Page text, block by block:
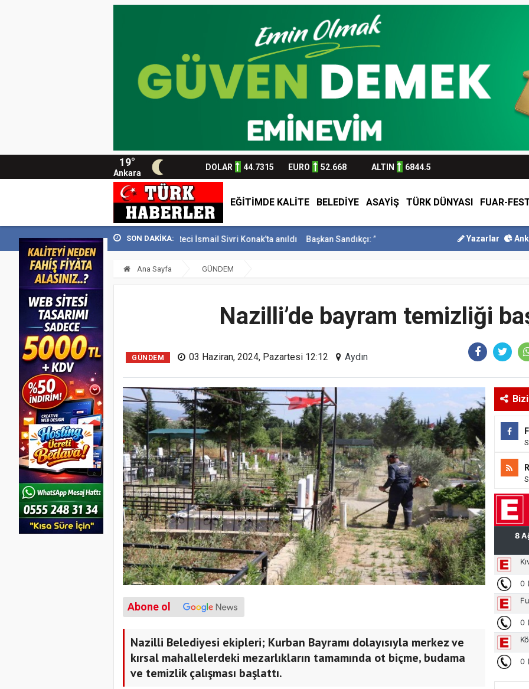
19°
Ankara
DOLAR 44.7315 EURO 52.668 ALTIN 6844.5
EĞİTİMDE KALİTE BELEDİYE ASAYİŞ TÜRK DÜNYASI FUAR-
SON DAKİKA:
129 bin kişiyi... Usta Gazeteci İsmail Sivri Konak’ta anıldı Başkan Sandıkçı: ”Hemşehrilerimizle olan güçl... Başkan Altay Umre
Yazarlar
Ana Sayfa GÜNDEM
Nazilli’de bayram temizliği
GÜNDEM 03 Haziran, 2024, Pazartesi 12:12 Aydın
Abone ol
Nazilli Belediyesi ekipleri; Kurban Bayramı dolayısıyla merkez ve
kırsal mahallelerdeki mezarlıkların tamamında ot biçme, budama
ve temizlik çalışması başlattı.